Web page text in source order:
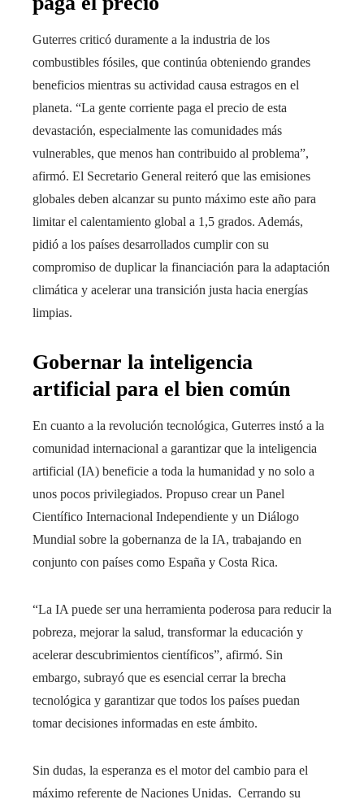
Guterres criticó duramente a la industria de los
combustibles fósiles, que continúa obteniendo grandes
beneficios mientras su actividad causa estragos en el
planeta. “La gente corriente paga el precio de esta
devastación, especialmente las comunidades más
vulnerables, que menos han contribuido al problema”,
afirmó. El Secretario General reiteró que las emisiones
globales deben alcanzar su punto máximo este año para
limitar el calentamiento global a 1,5 grados. Además,
pidió a los países desarrollados cumplir con su
compromiso de duplicar la financiación para la adaptación
climática y acelerar una transición justa hacia energías
limpias.
Gobernar la inteligencia
artificial para el bien común
En cuanto a la revolución tecnológica, Guterres instó a la
comunidad internacional a garantizar que la inteligencia
artificial (IA) beneficie a toda la humanidad y no solo a
unos pocos privilegiados. Propuso crear un Panel
Científico Internacional Independiente y un Diálogo
Mundial sobre la gobernanza de la IA, trabajando en
conjunto con países como España y Costa Rica.
“La IA puede ser una herramienta poderosa para reducir la
pobreza, mejorar la salud, transformar la educación y
acelerar descubrimientos científicos”, afirmó. Sin
embargo, subrayó que es esencial cerrar la brecha
tecnológica y garantizar que todos los países puedan
tomar decisiones informadas en este ámbito.
Sin dudas, la esperanza es el motor del cambio para el
máximo referente de Naciones Unidas. Cerrando su